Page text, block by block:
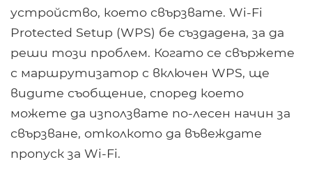
устройство, което свързвате. Wi-Fi
Protected Setup (WPS) бе създадена, за да
реши този проблем. Когато се свържете
с маршрутизатор с включен WPS, ще
видите съобщение, според което
можете да използвате по-лесен начин за
свързване, отколкото да въвеждате
пропуск за Wi-Fi.